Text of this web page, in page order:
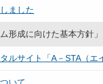
ました
形成に向けた基本方針
ルサイト「A－STA（エ